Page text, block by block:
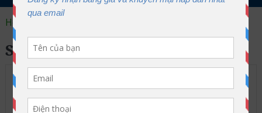
Home
SAFETYMAN